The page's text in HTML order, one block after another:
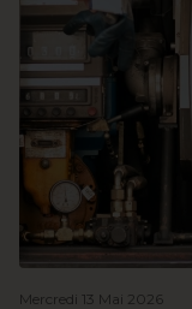
Mercredi 13 Mai 2026